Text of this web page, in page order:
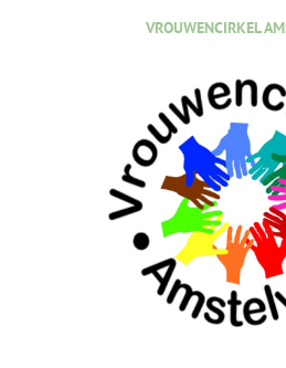
VROUWENCIRKEL